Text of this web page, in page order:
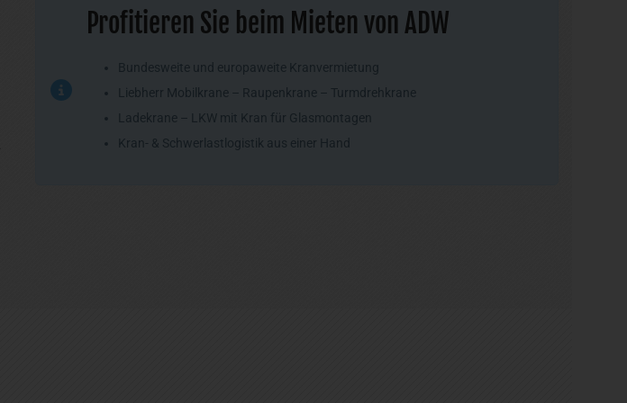
Profitieren Sie beim Mieten von ADW
Bundesweite und europaweite Kranvermietung
Liebherr Mobilkrane – Raupenkrane – Turmdrehkrane
Ladekrane – LKW mit Kran für Glasmontagen
Kran- & Schwerlastlogistik aus einer Hand